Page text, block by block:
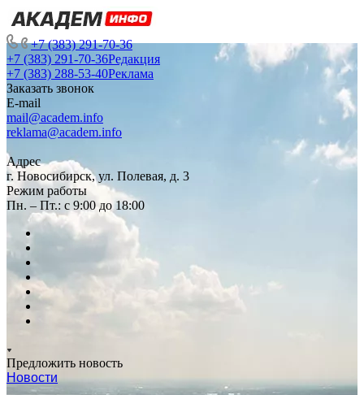
+7 (383) 291-70-36
+7 (383) 291-70-36Редакция
+7 (383) 288-53-40Реклама
Заказать звонок
E-mail
mail@academ.info
reklama@academ.info
Адрес
г. Новосибирск, ул. Полевая, д. 3
Режим работы
Пн. – Пт.: с 9:00 до 18:00
Предложить новость
Новости